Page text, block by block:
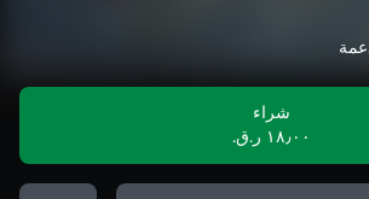
شراء
١٨٫٠٠ ر.ق.‏